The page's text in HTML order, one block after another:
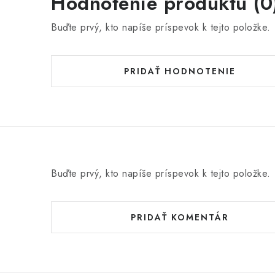
Buďte prvý, kto napíše príspevok k tejto položke.
PRIDAŤ HODNOTENIE
Buďte prvý, kto napíše príspevok k tejto položke.
PRIDAŤ KOMENTÁR